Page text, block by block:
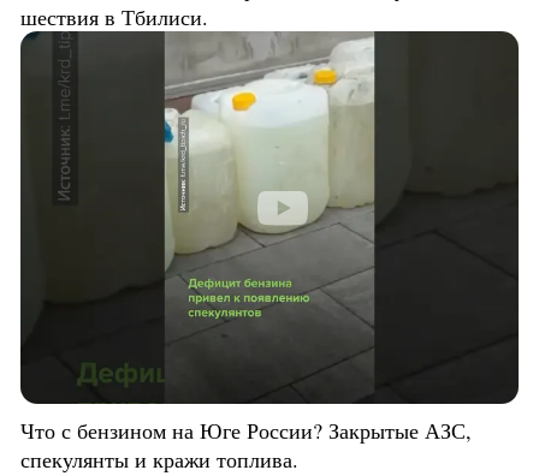
шествия в Тбилиси.
Что с бензином на Юге России? Закрытые АЗС,
спекулянты и кражи топлива.